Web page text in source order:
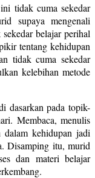
tidak cuma sekedar
supaya mengenali
belajar perihal
tentang kehidupan
tidak cuma sekedar
kelebihan metode
dasarkan pada topik-
Membaca, menulis
kehidupan jadi
Disamping itu, murid
dan materi belajar